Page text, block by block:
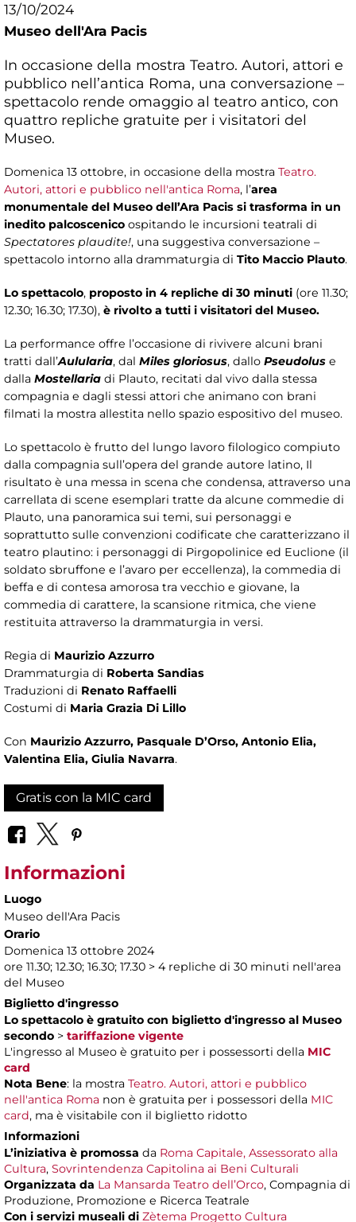
13/10/2024
Museo dell'Ara Pacis
In occasione della mostra Teatro. Autori, attori e
pubblico nell’antica Roma, una conversazione –
spettacolo rende omaggio al teatro antico, con
quattro repliche gratuite per i visitatori del
Museo.
Domenica 13 ottobre, in occasione della mostra Teatro.
Autori, attori e pubblico nell'antica Roma, l’area
monumentale del Museo dell’Ara Pacis si trasforma in un
inedito palcoscenico ospitando le incursioni teatrali di
Spectatores plaudite!, una suggestiva conversazione –
spettacolo intorno alla drammaturgia di Tito Maccio Plauto.
Lo spettacolo, proposto in 4 repliche di 30 minuti (ore 11.30;
12.30; 16.30; 17.30), è rivolto a tutti i visitatori del Museo.
La performance offre l’occasione di rivivere alcuni brani
tratti dall’Aulularia, dal Miles gloriosus, dallo Pseudolus e
dalla Mostellaria di Plauto, recitati dal vivo dalla stessa
compagnia e dagli stessi attori che animano con brani
filmati la mostra allestita nello spazio espositivo del museo.
Lo spettacolo è frutto del lungo lavoro filologico compiuto
dalla compagnia sull’opera del grande autore latino, Il
risultato è una messa in scena che condensa, attraverso una
carrellata di scene esemplari tratte da alcune commedie di
Plauto, una panoramica sui temi, sui personaggi e
soprattutto sulle convenzioni codificate che caratterizzano il
teatro plautino: i personaggi di Pirgopolinice ed Euclione (il
soldato sbruffone e l’avaro per eccellenza), la commedia di
beffa e di contesa amorosa tra vecchio e giovane, la
commedia di carattere, la scansione ritmica, che viene
restituita attraverso la drammaturgia in versi.
Regia di Maurizio Azzurro
Drammaturgia di Roberta Sandias
Traduzioni di Renato Raffaelli
Costumi di Maria Grazia Di Lillo
Con Maurizio Azzurro, Pasquale D’Orso, Antonio Elia,
Valentina Elia, Giulia Navarra.
Gratis con la MIC card
Informazioni
Luogo
Museo dell'Ara Pacis
Orario
Domenica 13 ottobre 2024
ore 11.30; 12.30; 16.30; 17.30 > 4 repliche di 30 minuti nell'area
del Museo
Biglietto d'ingresso
Lo spettacolo è gratuito con biglietto d'ingresso al Museo
secondo > tariffazione vigente
L'ingresso al Museo è gratuito per i possessorti della MIC
card
Nota Bene: la mostra Teatro. Autori, attori e pubblico
nell'antica Roma non è gratuita per i possessori della MIC
card, ma è visitabile con il biglietto ridotto
Informazioni
L’iniziativa è promossa da Roma Capitale, Assessorato alla
Cultura, Sovrintendenza Capitolina ai Beni Culturali
Organizzata da La Mansarda Teatro dell’Orco, Compagnia di
Produzione, Promozione e Ricerca Teatrale
Con i servizi museali di Zètema Progetto Cultura